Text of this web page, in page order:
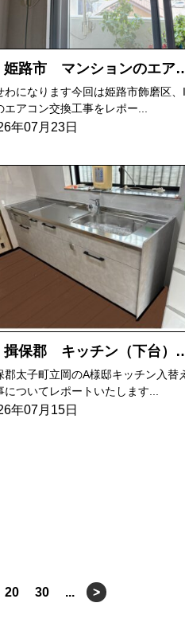
姫路市 マンションのエアコンをダイキンRXへ交換
わになります今回は姫路市飾磨区、
エアコン交換工事をレポー...
年07月23日
揖保郡 キッチン（下台）交換
郡太子町立岡のA様邸キッチン入替
についてレポートいたします...
年07月15日
20 30 ... >